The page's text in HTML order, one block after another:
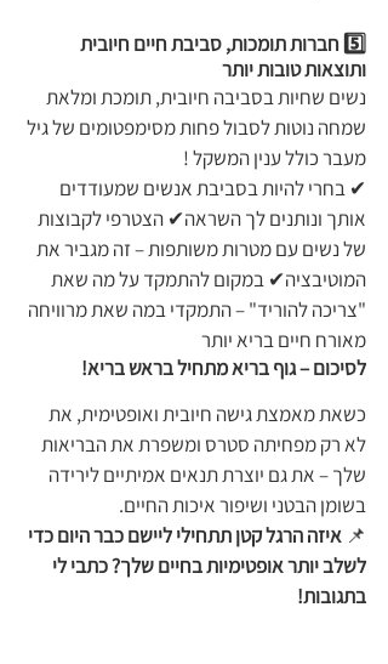
5️⃣ חברות תומכות, סביבת חיים חיובית
ותוצאות טובות יותר
נשים שחיות בסביבה חיובית, תומכת ומלאת
שמחה נוטות לסבול פחות מסימפטומים של גיל
מעבר כולל ענין המשקל !
✔ בחרי להיות בסביבת אנשים שמעודדים
אותך ונותנים לך השראה✔ הצטרפי לקבוצות
של נשים עם מטרות משותפות – זה מגביר את
המוטיבציה✔ במקום להתמקד על מה שאת
"צריכה להוריד" – התמקדי במה שאת מרוויחה
מאורח חיים בריא יותר
לסיכום – גוף בריא מתחיל בראש בריא!
כשאת מאמצת גישה חיובית ואופטימית, את
לא רק מפחיתה סטרס ומשפרת את הבריאות
שלך – את גם יוצרת תנאים אמיתיים לירידה
בשומן הבטני ושיפור איכות החיים.
📌 איזה הרגל קטן תתחילי ליישם כבר היום כדי
לשלב יותר אופטימיות בחיים שלך? כתבי לי
בתגובות!